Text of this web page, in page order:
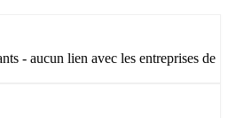
- aucun lien avec les entreprises de